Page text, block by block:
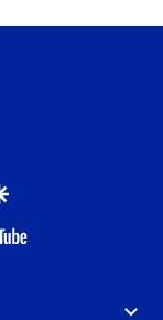
google
youtube-